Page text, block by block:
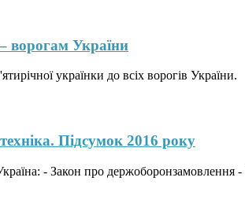
ворогам України
українки до всіх ворогів України.
Підсумок 2016 року
- Закон про держоборонзамовлення